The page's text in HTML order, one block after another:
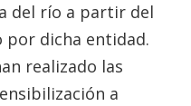
del río a partir del
dicha entidad.
realizado las
a